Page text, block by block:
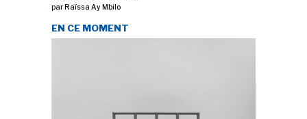
parRaïssa Ay Mbilo
EN CE MOMENT